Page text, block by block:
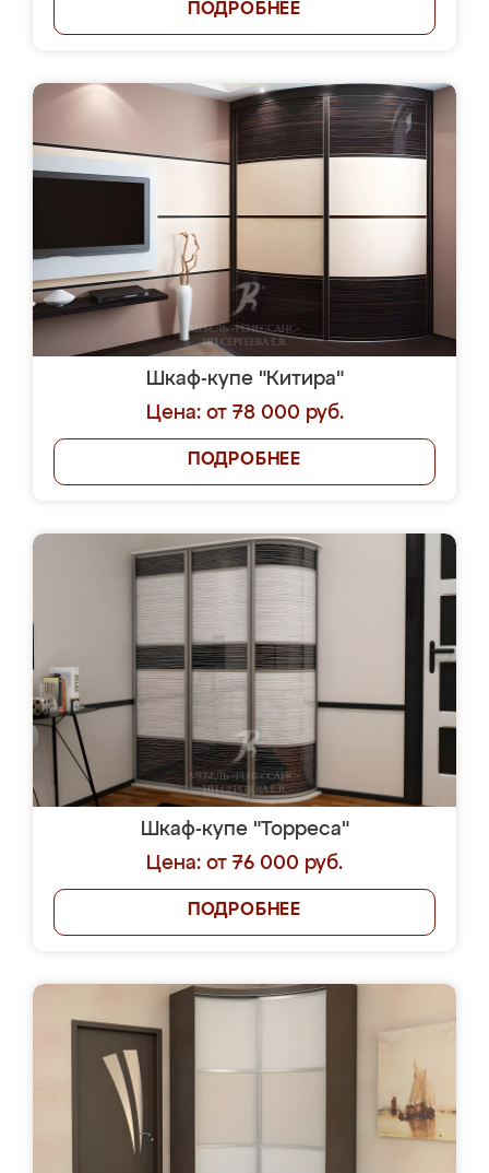
ПОДРОБНЕЕ
Шкаф-купе "Китира"
Цена: от 78 000 руб.
ПОДРОБНЕЕ
Шкаф-купе "Торреса"
Цена: от 76 000 руб.
ПОДРОБНЕЕ